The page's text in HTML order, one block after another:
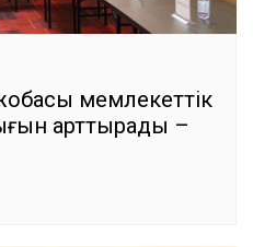
мемлекеттік
арттырады –